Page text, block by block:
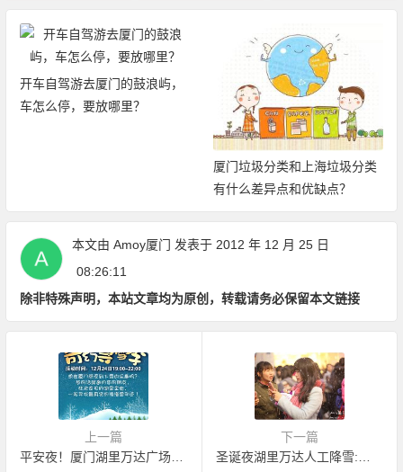
开车自驾游去厦门的鼓浪屿，
车怎么停，要放哪里？
厦门垃圾分类和上海垃圾分类
有什么差异点和优缺点？
本文由 Amoy厦门 发表于 2012 年 12 月 25 日
08:26:11
除非特殊声明，本站文章均为原创，转载请务必保留本文链接
上一篇
平安夜！厦门湖里万达广场人工降雪啦
下一篇